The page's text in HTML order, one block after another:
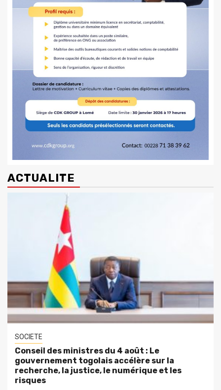
ACTUALITE
SOCIETE
Conseil des ministres du 4 août : Le
gouvernement togolais accélère sur la
recherche, la justice, le numérique et les
risques